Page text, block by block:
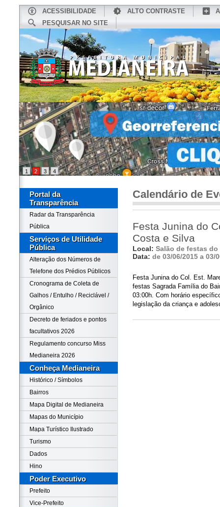
ACESSIBILIDADE ALTO CONTRASTE
PESQUISAR NO SITE
INÍCIO CONHEÇA MEDIANEIRA
1 2 3 4
Portal da
Transparência
Radar da Transparência
Pública
Serviços de Utilidade
Pública
Alteração dos Números de
Telefone dos Prédios Públicos
Cronograma de Coleta de
Galhos / Entulho / Reciclável /
Orgânico
Decreto de feriados e pontos
facultativos 2026
Regulamento concurso Miss
Medianeira 2026
Conheça Medianeira
Histórico / Símbolos
Bairros
Mapa Digital de Medianeira
Mapas do Município
Mapa Turístico Ilustrado
Turismo
Dados
Hino
Poder Executivo
Prefeito
Vice-Prefeito
Calendário de
Festa Junina do
Costa e Silva
Local: Salão de festas do
Data: de 03/06/2015 a 03/
Festa Junina do Col. Est.
festas Sagrada Família do
03:00h. Com horário
legislação da criança e